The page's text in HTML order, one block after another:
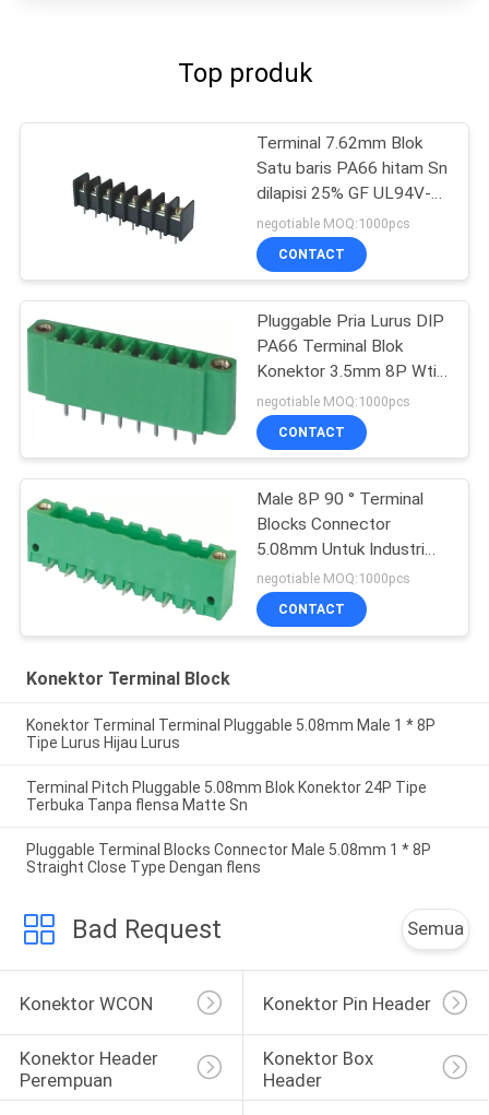
Top produk
Terminal 7.62mm Blok
Satu baris PA66 hitam Sn
dilapisi 25% GF UL94V-0
Kuningan
negotiable MOQ:1000pcs
CONTACT
Pluggable Pria Lurus DIP
PA66 Terminal Blok
Konektor 3.5mm 8P Wtih
Telinga
negotiable MOQ:1000pcs
CONTACT
Male 8P 90 ° Terminal
Blocks Connector
5.08mm Untuk Industri
Terminal Pluggable
negotiable MOQ:1000pcs
CONTACT
Konektor Terminal Block
Konektor Terminal Terminal Pluggable 5.08mm Male 1 * 8P
Tipe Lurus Hijau Lurus
Terminal Pitch Pluggable 5.08mm Blok Konektor 24P Tipe
Terbuka Tanpa flensa Matte Sn
Pluggable Terminal Blocks Connector Male 5.08mm 1 * 8P
Straight Close Type Dengan flens
Bad Request Semua
Konektor WCON Konektor Pin Header
Konektor Header
Perempuan
Konektor Box
Header